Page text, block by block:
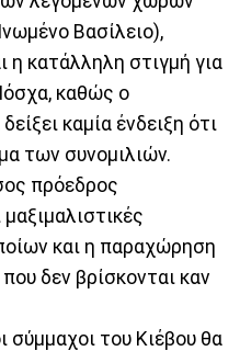
Βασίλειο),
η κατάλληλη στιγμή για
καθώς ο
καμία ένδειξη ότι
των συνομιλιών.
πρόεδρος
και η παραχώρηση
δεν βρίσκονται καν
σύμμαχοι του Κιέβου θα